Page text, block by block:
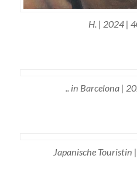
H. | 2024 |
.. in Barcelona |
Japanische